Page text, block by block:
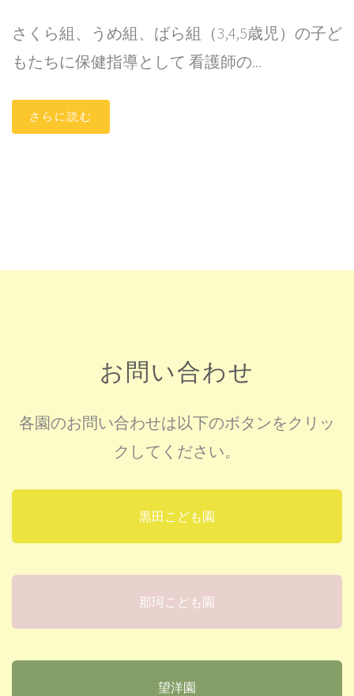
さくら組、うめ組、ばら組（3,4,5歳児）の子ど
もたちに保健指導として 看護師の...
さらに読む
お問い合わせ
各園のお問い合わせは以下のボタンをクリッ
クしてください。
黒田こども園
那珂こども園
望洋園